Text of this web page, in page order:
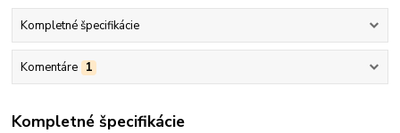
Kompletné špecifikácie
Komentáre 1
Kompletné špecifikácie